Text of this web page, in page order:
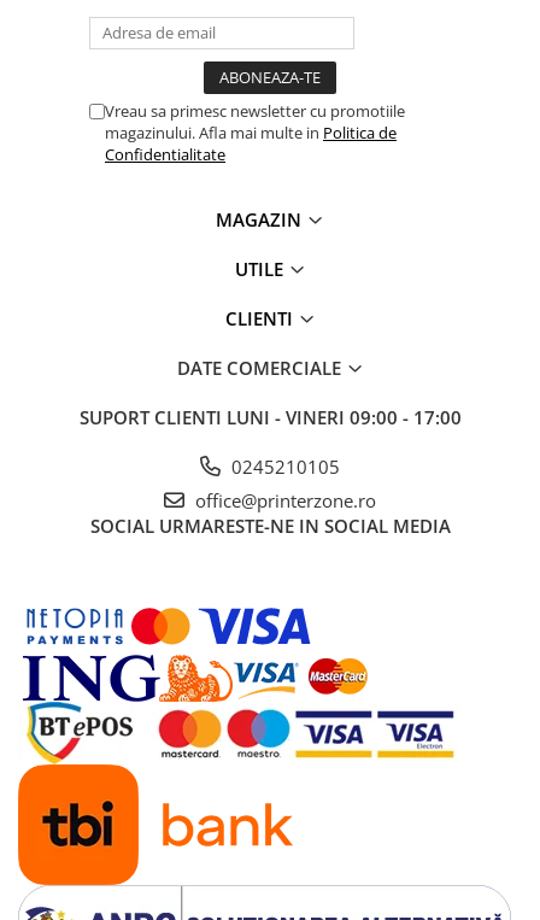
Cabluri retea
Sisteme Mesh WiFi
Antene & amplificatoare semnal
Accesorii retelistica
Baterii UPS
Accesorii UPS
Servere, Storage & NAS
Servere NAS
Servere
SSD enterprise
HDD enterprise
DAS (Direct Attached Storage)
Vreau sa primesc newsletter cu promotiile
magazinului. Afla mai multe in Politica de
Confidentialitate
MAGAZIN
UTILE
CLIENTI
DATE COMERCIALE
SUPORT CLIENTI LUNI - VINERI 09:00 - 17:00
0245210105
office@printerzone.ro
SOCIAL URMARESTE-NE IN SOCIAL MEDIA